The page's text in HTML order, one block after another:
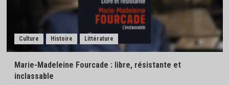
Culture Histoire Littérature
Marie-Madeleine Fourcade : libre, résistante et
inclassable